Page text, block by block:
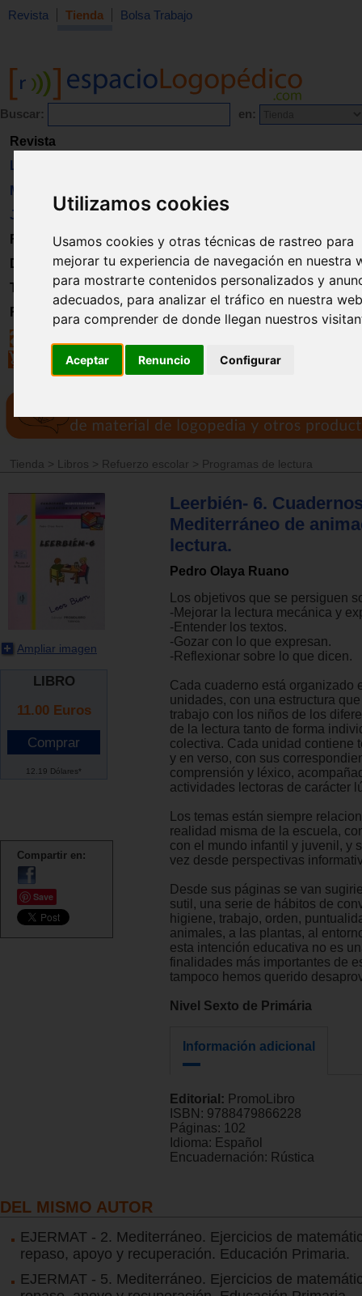
Utilizamos cookies
Usamos cookies y otras técnicas de rastreo para
mejorar tu experiencia de navegación en nuestra
para mostrarte contenidos personalizados y
adecuados, para analizar el tráfico en nuestra
para comprender de donde llegan nuestros
Aceptar Renuncio Configurar
Revista Tienda Bolsa Trabajo
Buscar: en:
Revista
Libros
Material
Juguetes
Formación
Directorio
Trabajo
Registro
Tienda > Libros > Refuerzo escolar > Programas de lectura
Ampliar imagen
LIBRO
11.00 Euros
12.19 Dólares*
Compartir en:
Save
Leerbién- 6.
Mediterráneo de
lectura.
Pedro Olaya Ruano
Los objetivos que se persiguen
-Mejorar la lectura mecánica y
-Entender los textos.
-Gozar con lo que expresan.
-Reflexionar sobre lo que dicen.
Cada cuaderno está organizado
unidades, con una estructura
trabajo con los niños de los
de la lectura tanto de forma
colectiva. Cada unidad contiene
y en verso, con sus
comprensión y léxico,
actividades lectoras de carácter
Los temas están siempre
realidad misma de la escuela,
con el mundo infantil y juvenil, y
vez desde perspectivas
Desde sus páginas se van
sutil, una serie de hábitos de
higiene, trabajo, orden,
animales, a las plantas, al
esta intención educativa no es
finalidades más importantes de
tampoco hemos querido
Nivel Sexto de Primária
Información adicional
Editorial: PromoLibro
ISBN: 9788479866228
Páginas: 102
Idioma: Español
Encuadernación: Rústica
DEL MISMO AUTOR
EJERMAT - 2. Mediterráneo. Ejercicios de
repaso, apoyo y recuperación. Educación Primaria.
EJERMAT - 5. Mediterráneo. Ejercicios de